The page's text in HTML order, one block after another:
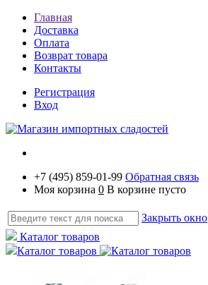
Главная
Доставка
Оплата
Возврат товара
Контакты
Регистрация
Вход
+7 (495) 859-01-99 Обратная связь
Моя корзина 0 В корзине пусто
Закрыть окно
Каталог товаров
Каталог товаров